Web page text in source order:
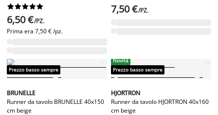






6,50 €/PZ.
Prima era 7,50 € /pz.
7,50 €/PZ.
Prezzo basso sempre
BRUNELLE
Runner da tavolo BRUNELLE 40x150
cm beige
Novità
Prezzo basso sempre
HJORTRON
Runner da tavolo HJORTRON 40x160
cm beige